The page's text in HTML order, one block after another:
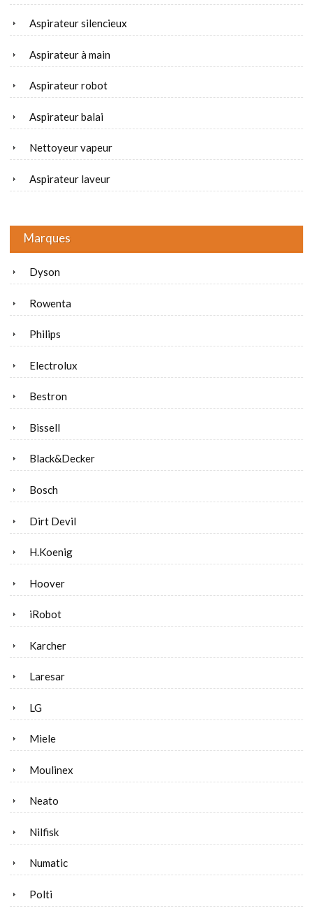
Aspirateur silencieux
Aspirateur à main
Aspirateur robot
Aspirateur balai
Nettoyeur vapeur
Aspirateur laveur
Marques
Dyson
Rowenta
Philips
Electrolux
Bestron
Bissell
Black&Decker
Bosch
Dirt Devil
H.Koenig
Hoover
iRobot
Karcher
Laresar
LG
Miele
Moulinex
Neato
Nilfisk
Numatic
Polti